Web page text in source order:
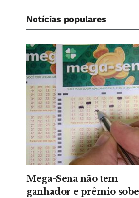
Notícias populares
Mega-Sena não tem
ganhador e prêmio sobe